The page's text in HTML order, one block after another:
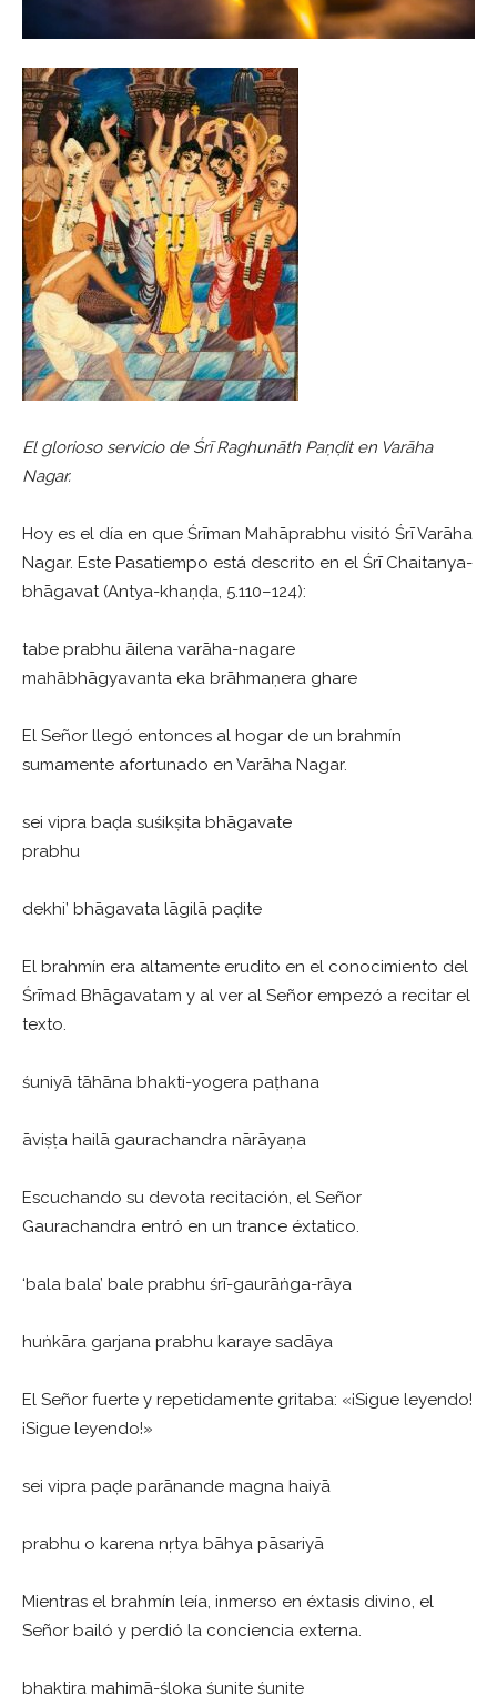
El glorioso servicio de Śrī Raghunāth Paṇḍit en Varāha
Nagar.
Hoy es el día en que Śrīman Mahāprabhu visitó Śrī Varāha
Nagar. Este Pasatiempo está descrito en el Śrī Chaitanya-
bhāgavat (Antya-khaṇḍa, 5.110–124):
tabe prabhu āilena varāha-nagare
mahābhāgyavanta eka brāhmaṇera ghare
El Señor llegó entonces al hogar de un brahmín
sumamente afortunado en Varāha Nagar.
sei vipra baḍa suśikṣita bhāgavate
prabhu
dekhi’ bhāgavata lāgilā paḍite
El brahmín era altamente erudito en el conocimiento del
Śrīmad Bhāgavatam y al ver al Señor empezó a recitar el
texto.
śuniyā tāhāna bhakti-yogera paṭhana
āviṣṭa hailā gaurachandra nārāyaṇa
Escuchando su devota recitación, el Señor
Gaurachandra entró en un trance éxtatico.
‘bala bala’ bale prabhu śrī-gaurāṅga-rāya
huṅkāra garjana prabhu karaye sadāya
El Señor fuerte y repetidamente gritaba: «¡Sigue leyendo!
¡Sigue leyendo!»
sei vipra paḍe parānande magna haiyā
prabhu o karena nṛtya bāhya pāsariyā
Mientras el brahmín leía, inmerso en éxtasis divino, el
Señor bailó y perdió la conciencia externa.
bhaktira mahimā-śloka śunite śunite